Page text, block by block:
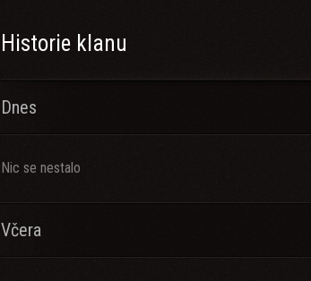
Historie klanu
Dnes
Nic se nestalo
Včera